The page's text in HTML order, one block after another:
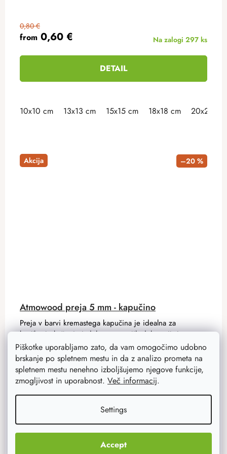
Piškotke uporabljamo zato, da vam omogočimo udobno
brskanje po spletnem mestu in da z analizo prometa na
spletnem mestu nenehno izboljšujemo njegove funkcije,
zmogljivost in uporabnost. Več informacij.
Settings
Accept
from 0,60 €
0,80 €
Na zalogi 297 ks
DETAIL
10x10 cm 13x13 cm 15x15 cm 18x18 cm 20x20 cm
Akcija –20 %
Atmowood preja 5 mm - kapučino
7,20 €
ADD TO CART
Preja v barvi kremastega kapučina je idealna za
kvačkanje košar in izdelavo notranjih dekoracij. Ima
poliestersko jedro, 100 m tuljav, v naši ponudbi pa
najdete tudi druge...